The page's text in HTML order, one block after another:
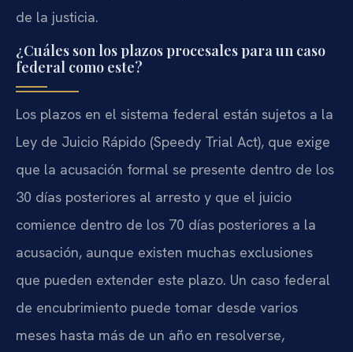
de la justicia.
¿Cuáles son los plazos procesales para un caso
federal como este?
Los plazos en el sistema federal están sujetos a la
Ley de Juicio Rápido (Speedy Trial Act), que exige
que la acusación formal se presente dentro de los
30 días posteriores al arresto y que el juicio
comience dentro de los 70 días posteriores a la
acusación, aunque existen muchas exclusiones
que pueden extender este plazo. Un caso federal
de encubrimiento puede tomar desde varios
meses hasta más de un año en resolverse,